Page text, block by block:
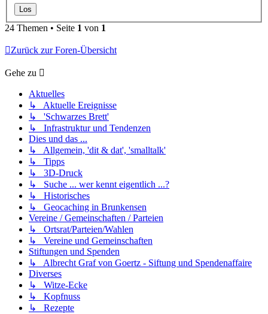
24 Themen • Seite 1 von 1
Zurück zur Foren-Übersicht
Gehe zu
Aktuelles
↳ Aktuelle Ereignisse
↳ 'Schwarzes Brett'
↳ Infrastruktur und Tendenzen
Dies und das ...
↳ Allgemein, 'dit & dat', 'smalltalk'
↳ Tipps
↳ 3D-Druck
↳ Suche ... wer kennt eigentlich ...?
↳ Historisches
↳ Geocaching in Brunkensen
Vereine / Gemeinschaften / Parteien
↳ Ortsrat/Parteien/Wahlen
↳ Vereine und Gemeinschaften
Stiftungen und Spenden
↳ Albrecht Graf von Goertz - Siftung und Spendenaffaire
Diverses
↳ Witze-Ecke
↳ Kopfnuss
↳ Rezepte